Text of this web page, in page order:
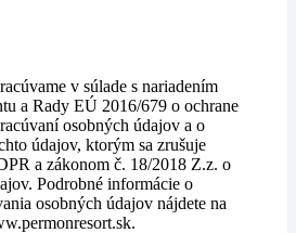
v súlade s nariadením
a Rady EÚ 2016/679 o ochrane
osobných údajov a o
údajov, ktorým sa zrušuje
a zákonom č. 18/2018 Z.z. o
Podrobné informácie o
osobných údajov nájdete na